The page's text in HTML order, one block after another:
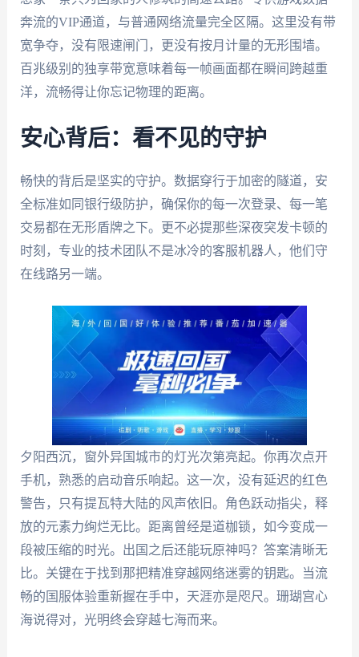
奔流的VIP通道，与普通网络流量完全区隔。这里没有带
宽争夺，没有限速闸门，更没有按月计量的无形围墙。
百兆级别的独享带宽意味着每一帧画面都在瞬间跨越重
洋，流畅得让你忘记物理的距离。
安心背后：看不见的守护
畅快的背后是坚实的守护。数据穿行于加密的隧道，安
全标准如同银行级防护，确保你的每一次登录、每一笔
交易都在无形盾牌之下。更不必提那些深夜突发卡顿的
时刻，专业的技术团队不是冰冷的客服机器人，他们守
在线路另一端。
夕阳西沉，窗外异国城市的灯光次第亮起。你再次点开
手机，熟悉的启动音乐响起。这一次，没有延迟的红色
警告，只有提瓦特大陆的风声依旧。角色跃动指尖，释
放的元素力绚烂无比。距离曾经是道枷锁，如今变成一
段被压缩的时光。出国之后还能玩原神吗？答案清晰无
比。关键在于找到那把精准穿越网络迷雾的钥匙。当流
畅的国服体验重新握在手中，天涯亦是咫尺。珊瑚宫心
海说得对，光明终会穿越七海而来。